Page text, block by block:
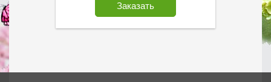
Заказать